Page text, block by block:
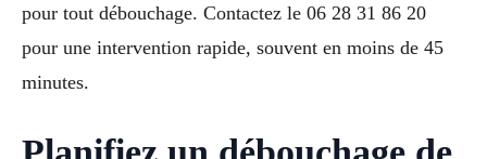
pour tout débouchage. Contactez le 06 28 31 86 20
pour une intervention rapide, souvent en moins de 45
minutes.